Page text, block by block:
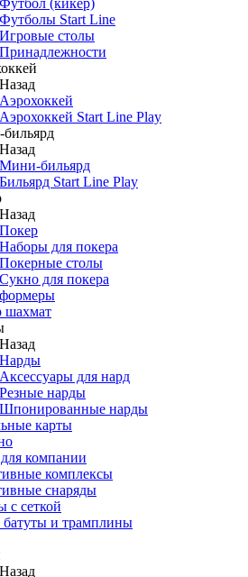
Футбол (кикер)
Футболы Start Line
Игровые столы
Принадлежности
Назад
Аэрохоккей
Аэрохоккей Start Line Play
Назад
Мини-бильярд
Бильярд Start Line Play
Назад
Покер
Наборы для покера
Покерные столы
Сукно для покера
шахмат
Назад
Нарды
Аксессуары для нард
Резные нарды
Шпонированные нарды
карты
компании
комплексы
снаряды
с сеткой
и трамплины
Назад